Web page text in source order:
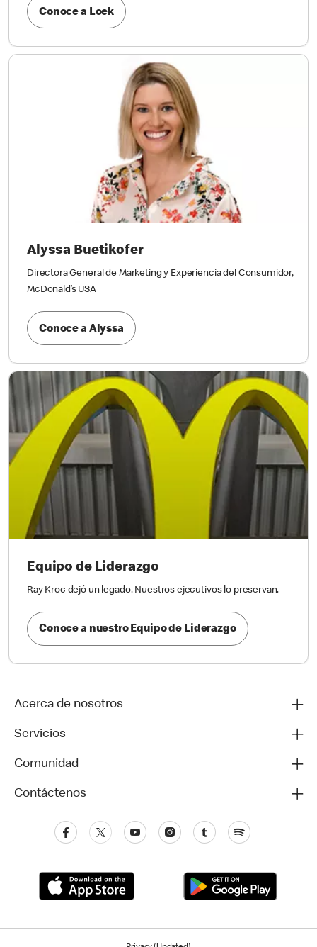
Conoce a Loek
Alyssa Buetikofer
Directora General de Marketing y Experiencia del Consumidor,
McDonald’s USA
Conoce a Alyssa
Equipo de Liderazgo
Ray Kroc dejó un legado. Nuestros ejecutivos lo preservan.
Conoce a nuestro Equipo de Liderazgo
Acerca de nosotros
Servicios
Comunidad
Contáctenos